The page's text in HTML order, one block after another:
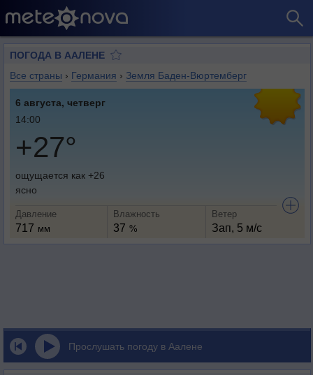
ПОГОДА В ААЛЕНЕ
Все страны › Германия › Земля Баден-Вюртемберг
6 августа, четверг
14:00
+27°
ощущается как +26
ясно
Давление
717 мм
Влажность
37 %
Ветер
Зап, 5 м/с
Прослушать погоду в Аалене